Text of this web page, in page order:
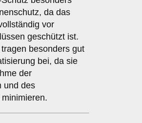
da das
vor
geschützt ist.
besonders gut
bei, da sie
der
und des